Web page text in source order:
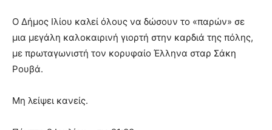
Ο Δήμος Ιλίου καλεί όλους να δώσουν το «παρών» σε
μια μεγάλη καλοκαιρινή γιορτή στην καρδιά της πόλης,
με πρωταγωνιστή τον κορυφαίο Έλληνα σταρ Σάκη
Ρουβά.
Μη λείψει κανείς.